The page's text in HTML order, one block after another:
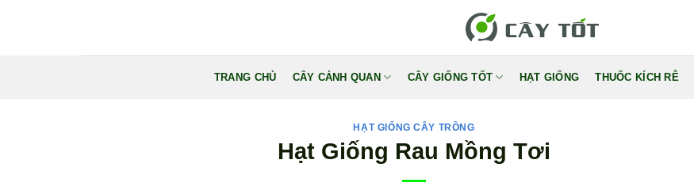
TRANG CHỦ CÂY CẢNH QUAN CÂY GIỐNG TỐT HẠT GIỐNG THUỐC KÍCH RỄ
HẠT GIỐNG CÂY TRỒNG
Hạt Giống Rau Mồng Tơi